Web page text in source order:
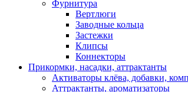
Фурнитура
Вертлюги
Заводные кольца
Застежки
Клипсы
Коннекторы
Прикормки, насадки, аттрактанты
Активаторы клёва, добавки,
Аттрактанты, ароматизаторы